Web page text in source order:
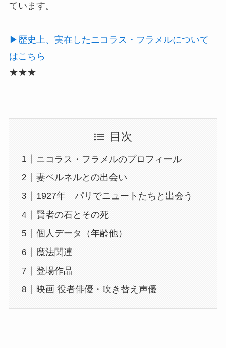
ています。
▶︎歴史上、実在したニコラス・フラメルについて
はこちら
★★★
目次
ニコラス・フラメルのプロフィール
妻ペルネルとの出会い
1927年 パリでニュートたちと出会う
賢者の石とその死
個人データ（年齢他）
魔法関連
登場作品
映画 役者俳優・吹き替え声優